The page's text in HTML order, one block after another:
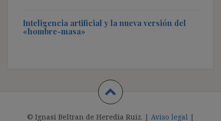
Inteligencia artificial y la nueva versión del
«hombre-masa»
© Ignasi Beltran de Heredia Ruiz. | Aviso legal |